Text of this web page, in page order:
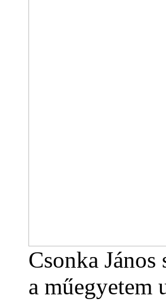
Csonka
a műegyetem